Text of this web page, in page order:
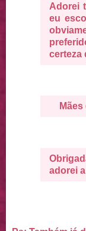
Adorei
eu
certeza
adorei